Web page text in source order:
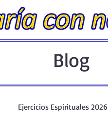
Blog
Ejercicios Espirituales 2026